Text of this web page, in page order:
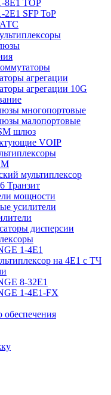
8E1 TOP
2E1 SFP ToP
агрегации
агрегации 10G
многопортовые
малопортовые
шлюз
VOIP
мультиплексор
Транзит
мощности
усилители
дисперсии
1-4E1
на 4Е1 с ТЧ
8-32E1
1-4E1-FX
обеспечения